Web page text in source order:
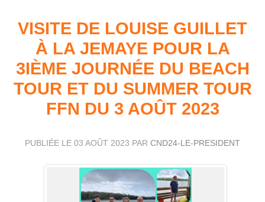
VISITE DE LOUISE GUILLET
À LA JEMAYE POUR LA
3IÈME JOURNÉE DU BEACH
TOUR ET DU SUMMER TOUR
FFN DU 3 AOÛT 2023
PUBLIÉE LE 03 AOÛT 2023 PAR CND24-LE-PRESIDENT